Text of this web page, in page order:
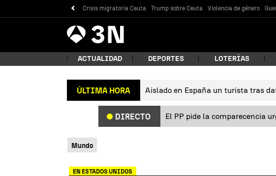
Crisis migratoria Ceuta Trump sobre Ceuta Violencia de género
Antena
3 Noticias
¿Qué estás
ACTUALIDAD DEPORTES LOTERÍAS
ÚLTIMA HORA Aislado en España un turista tras
DIRECTO El PP pide la comparecencia
Mundo
EN ESTADOS UNIDOS